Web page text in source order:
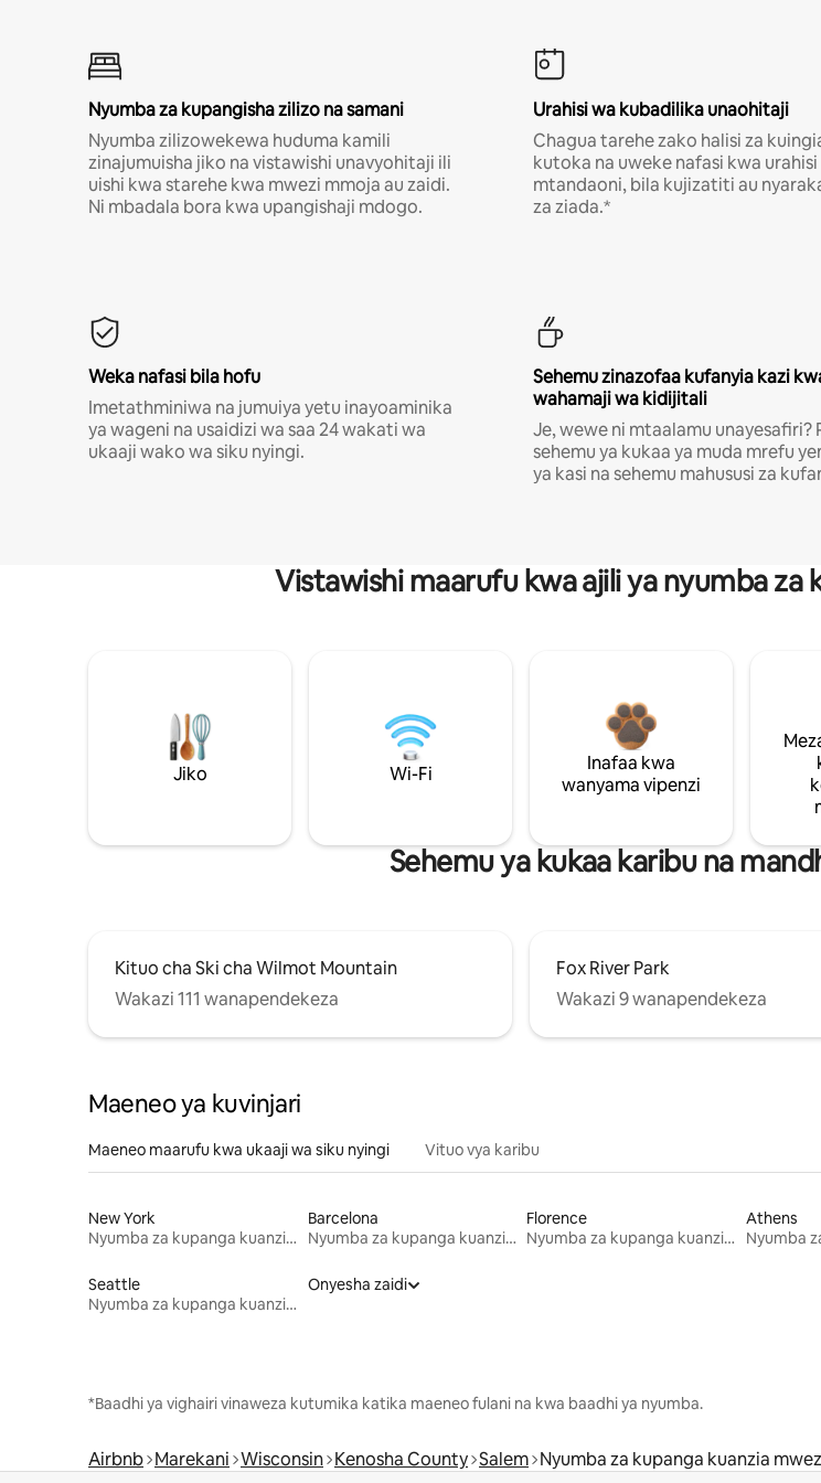
Nyumba za kupangisha zilizo na samani
Nyumba zilizowekewa huduma kamili
zinajumuisha jiko na vistawishi unavyohitaji ili
uishi kwa starehe kwa mwezi mmoja au zaidi.
Ni mbadala bora kwa upangishaji mdogo.
Urahisi wa kubadilika unaohitaji
Chagua tarehe zako halisi za
kutoka na uweke nafasi kwa urahisi
mtandaoni, bila kujizatiti au
za ziada.*
Weka nafasi bila hofu
Imetathminiwa na jumuiya yetu inayoaminika
ya wageni na usaidizi wa saa 24 wakati wa
ukaaji wako wa siku nyingi.
Sehemu zinazofaa kufanyia kazi
wahamaji wa kidijitali
Je, wewe ni mtaalamu unayesafiri?
sehemu ya kukaa ya muda mrefu
ya kasi na sehemu mahususi za
Vistawishi maarufu kwa ajili ya nyumba
Jiko Wi-Fi
Inafaa kwa
wanyama vipenzi
Sehemu ya kukaa karibu na
Kituo cha Ski cha Wilmot Mountain
Wakazi 111 wanapendekeza
Fox River Park
Wakazi 9 wanapendekeza
Maeneo ya kuvinjari
Maeneo maarufu kwa ukaaji wa siku nyingi Vituo vya karibu
New York
Nyumba za kupanga kuanzia mwezi mmoja
Barcelona
Nyumba za kupanga kuanzia mwezi mmoja
Florence
Nyumba za kupanga kuanzia mwezi mmoja
Athens
Seattle
Nyumba za kupanga kuanzia mwezi mmoja
Onyesha zaidi
*Baadhi ya vighairi vinaweza kutumika katika maeneo fulani na kwa baadhi ya nyumba.
Airbnb Marekani Wisconsin Kenosha County Salem Nyumba za kupanga kuanzia